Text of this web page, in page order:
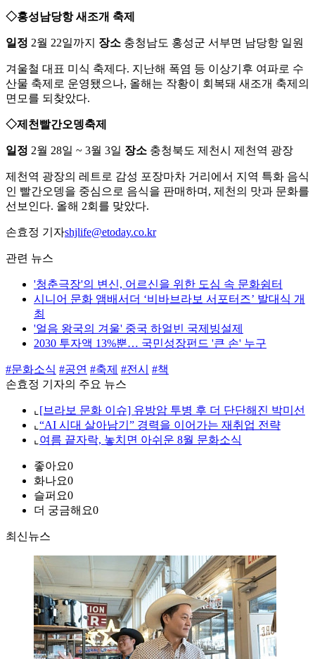
◇홍성남당항 새조개 축제
일정 2월 22일까지 장소 충청남도 홍성군 서부면 남당항 일원
겨울철 대표 미식 축제다. 지난해 폭염 등 이상기후 여파로 수
산물 축제로 운영됐으나, 올해는 작황이 회복돼 새조개 축제의
면모를 되찾았다.
◇제천빨간오뎅축제
일정 2월 28일 ~ 3월 3일 장소 충청북도 제천시 제천역 광장
제천역 광장의 레트로 감성 포장마차 거리에서 지역 특화 음식
인 빨간오뎅을 중심으로 음식을 판매하며, 제천의 맛과 문화를
선보인다. 올해 2회를 맞았다.
손효정 기자shjlife@etoday.co.kr
관련 뉴스
'청춘극장'의 변신, 어르신을 위한 도심 속 문화쉼터
시니어 문화 앰배서더 ‘비바브라보 서포터즈’ 발대식 개
최
'얼음 왕국의 겨울' 중국 하얼빈 국제빙설제
2030 투자액 13%뿐… 국민성장펀드 '큰 손' 누구
#문화소식 #공연 #축제 #전시 #책
손효정 기자의 주요 뉴스
⌞ [브라보 문화 이슈] 유방암 투병 후 더 단단해진 박미선
⌞ “AI 시대 살아남기” 경력을 이어가는 재취업 전략
⌞ 여름 끝자락, 놓치면 아쉬운 8월 문화소식
좋아요0
화나요0
슬퍼요0
더 궁금해요0
최신뉴스